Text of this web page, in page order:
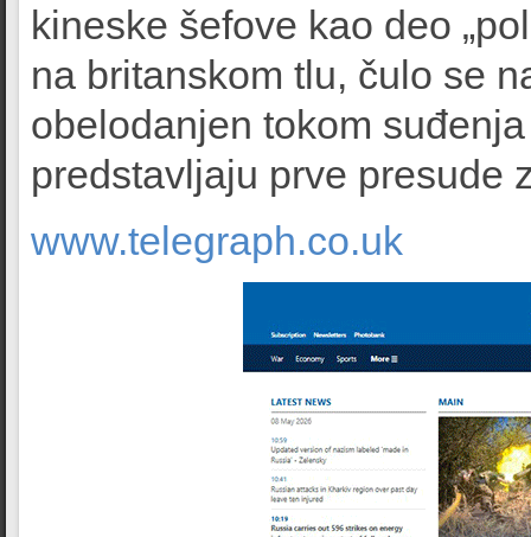
kineske šefove kao deo
na britanskom tlu, čulo se
obelodanjen tokom
predstavljaju prve presude
www.telegraph.co.uk